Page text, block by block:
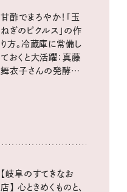
甘酢でまろやか！「玉
ねぎのピクルス」の作
り方。冷蔵庫に常備し
ておくと大活躍：真藤
舞衣子さんの発酵と
【岐阜のすてきなお
店】 心ときめくものと、